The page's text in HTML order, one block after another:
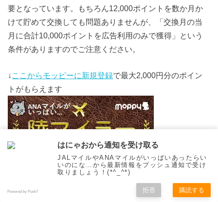
要となっています。もちろん12,000ポイントを数か月か
けて貯めて交換しても問題ありませんが、「交換月の当
月に合計10,000ポイントを広告利用のみで獲得」という
条件がありますのでご注意ください。
↓ ここからモッピーに新規登録で最大2,000円分のポイン
トがもらえます
はにゃおから通知を受け取る
JALマイルやANAマイルがいっぱいあったらい
いのにな…から最新情報をプッシュ通知で受け
取りましょう！(*^_^*)
Powered by Push7 拒否 購読する